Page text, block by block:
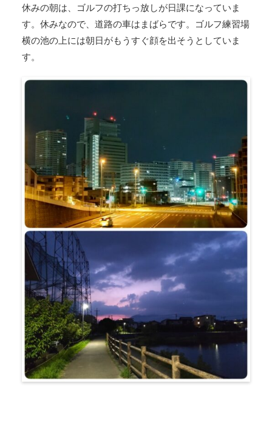
休みの朝は、ゴルフの打ちっ放しが日課になっていま
す。休みなので、道路の車はまばらです。ゴルフ練習場
横の池の上には朝日がもうすぐ顔を出そうとしていま
す。